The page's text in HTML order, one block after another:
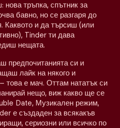
тръпка, спътник за
бавно, но се разгаря до
Каквото и да търсиш (или
Tinder ти дава
нещата.
предпочитанията си и
лайк на някого и
това е мач. Оттам нататък си
нещо, виж какво ще се
Date, Музикален режим,
е създаден за всякакъв
сериозни или всичко по